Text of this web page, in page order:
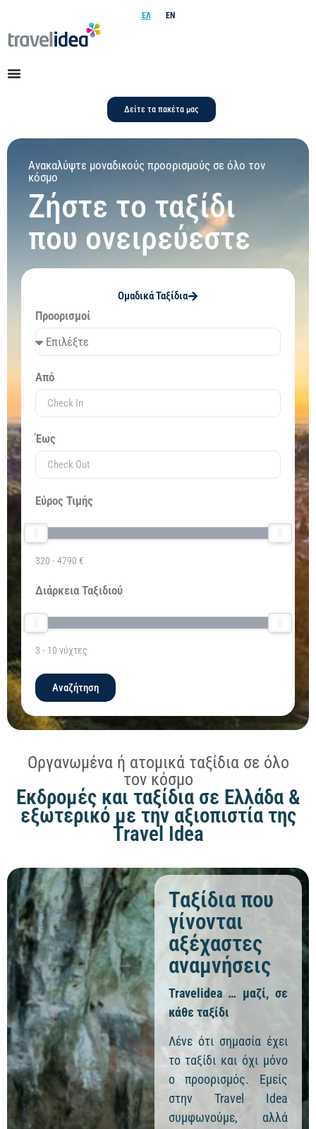
ΕΛ EN
Δείτε τα πακέτα μας
Ανακαλύψτε μοναδικούς προορισμούς σε όλο τον
κόσμο
Ζήστε το ταξίδι
που ονειρεύεστε
Ομαδικά Ταξίδια
Προορισμοί
Από
Έως
Εύρος Τιμής
320 - 4790 €
Διάρκεια Ταξιδιού
3 - 10 νύχτες
Αναζήτηση
Οργανωμένα ή ατομικά ταξίδια σε όλο
τον κόσμο
Εκδρομές και ταξίδια σε Ελλάδα &
εξωτερικό με την αξιοπιστία της
Travel Idea
Ταξίδια που
γίνονται
αξέχαστες
αναμνήσεις
Travelidea … μαζί, σε
κάθε ταξίδι
Λένε ότι σημασία έχει
το ταξίδι και όχι μόνο
ο προορισμός. Εμείς
στην Travel Idea
συμφωνούμε, αλλά